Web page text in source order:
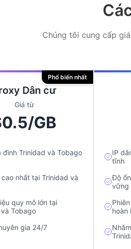
Chúng tôi cung cấp
Dân cư
Giá từ
GB
đình Trinidad và Tobago
nhất tại Trinidad và
quy mô lớn tại
Tobago
gia 24/7
Phổ biến nhất
IP
tĩnh
Độ
vững
hoàn